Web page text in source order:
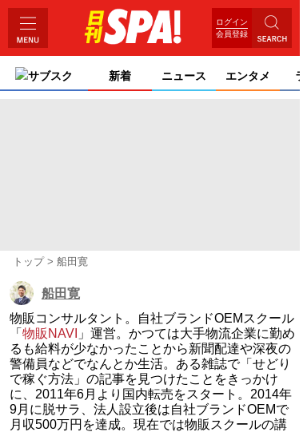
ログイン
会員登録
サブスク 新着 ニュース エンタメ
トップ 船田寛
船田寛
物販コンサルタント。自社ブランドOEMスクール
「 物販NAVI 」運営。かつては大手物流企業に勤め
るも給料が少なかったことから新聞配達や深夜の
警備員などでなんとか生活。ある雑誌で「せどり
で稼ぐ方法」の記事を見つけたことをきっかけ
に、2011年6月より国内転売をスタート。2014年
9月に脱サラ、法人設立後は自社ブランドOEMで
月収500万円を達成。現在では物販スクールの講